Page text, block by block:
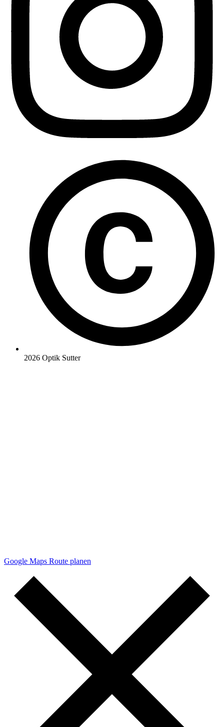
2026 Optik Sutter
Google Maps Route planen